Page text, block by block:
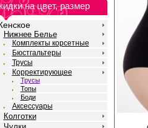
на цвет, размер
Нижнее Белье
Комплекты корсетные
Бюстгальтеры
Трусы
Корректирующее
Трусы
Топы
Боди
Аксессуары
Колготки